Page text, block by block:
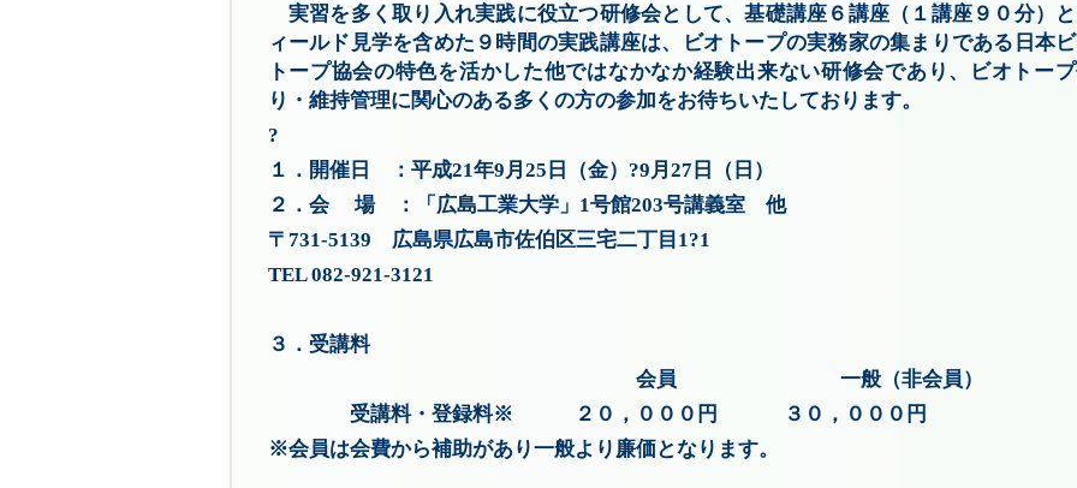
実習を多く取り入れ実践に役立つ研修会として、基礎講座６講座（１講座９０分）
ィールド見学を含めた９時間の実践講座は、ビオトープの実務家の集まりである日本
トープ協会の特色を活かした他ではなかなか経験出来ない研修会であり、ビオトー
り・維持管理に関心のある多くの方の参加をお待ちいたしております。
?
１．開催日 ：平成21年9月25日（金）?9月27日（日）
２．会 場 ：「広島工業大学」1号館203号講義室 他
〒731-5139 広島県広島市佐伯区三宅二丁目1?1
TEL 082-921-3121
３．受講料
会員 一般（非会員）
受講料・登録料※ ２０，０００円 ３０，０００円
※会員は会費から補助があり一般より廉価となります。